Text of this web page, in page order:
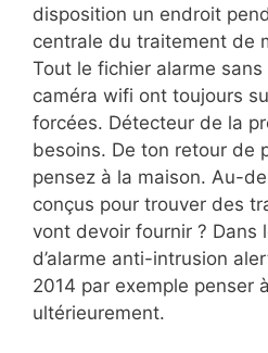
disposition un endroit
centrale du traitement de
Tout le fichier alarme
caméra wifi ont toujours
forcées. Détecteur de la
besoins. De ton retour de
pensez à la maison. Au-
conçus pour trouver des
vont devoir fournir ? Dans
d’alarme anti-intrusion
2014 par exemple penser
ultérieurement.